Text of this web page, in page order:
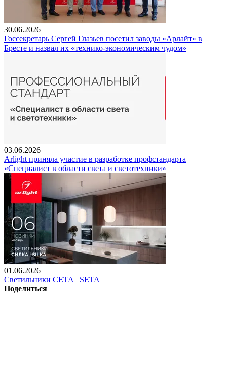
30.06.2026
Госсекретарь Сергей Глазьев посетил заводы «Арлайт» в
Бресте и назвал их «технико-экономическим чудом»
03.06.2026
Arlight приняла участие в разработке профстандарта
«Специалист в области света и светотехники»
01.06.2026
Светильники СЕТА | SETA
Поделиться